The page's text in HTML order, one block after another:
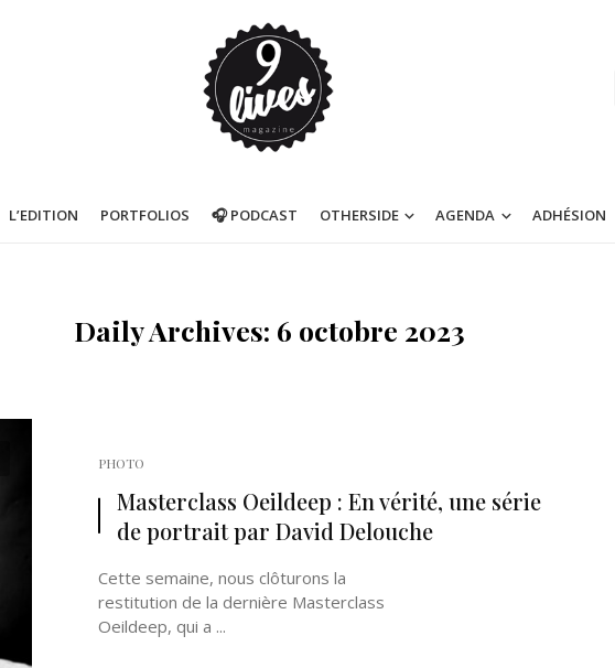
L’EDITION PORTFOLIOS 🎧 PODCAST OTHERSIDE AGENDA ADHÉSION
Daily Archives: 6 octobre 2023
PHOTO
Masterclass Oeildeep : En vérité, une série
de portrait par David Delouche
Cette semaine, nous clôturons la
restitution de la dernière Masterclass
Oeildeep, qui a ...